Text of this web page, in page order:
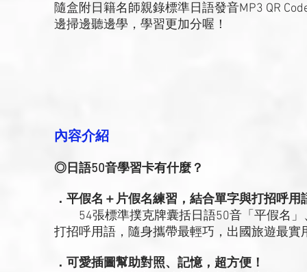
隨盒附日籍名師親錄標準日語發音MP3 QR
邊掃邊聽邊學，學習更加分喔！
內容介紹
◎日語50音學習卡有什麼？
．平假名＋片假名練習，結合單字與打招呼用
54張標準撲克牌囊括日語50音「平假名」
打招呼用語，隨身攜帶最輕巧，出國旅遊最實
．可愛插圖幫助對照、記憶，超方便！